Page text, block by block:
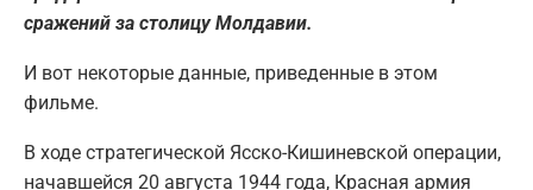
сражений за столицу Молдавии.
И вот некоторые данные, приведенные в этом
фильме.
В ходе стратегической Ясско-Кишиневской операции,
начавшейся 20 августа 1944 года, Красная армия